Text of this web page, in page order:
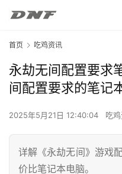
首页 吃鸡资讯
永劫无间配置要求
间配置要求的笔记
2025年5月21日 12:40:04 吃
详解《永劫无间》游戏
价比笔记本电脑。